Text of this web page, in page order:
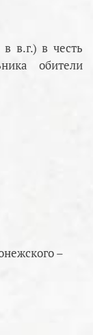
в.г.) в честь
обители
–